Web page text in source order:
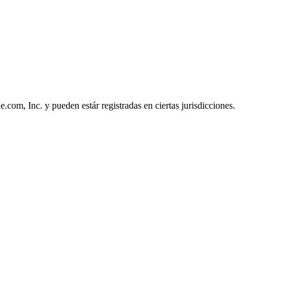
Inc. y pueden estár registradas en ciertas jurisdicciones.